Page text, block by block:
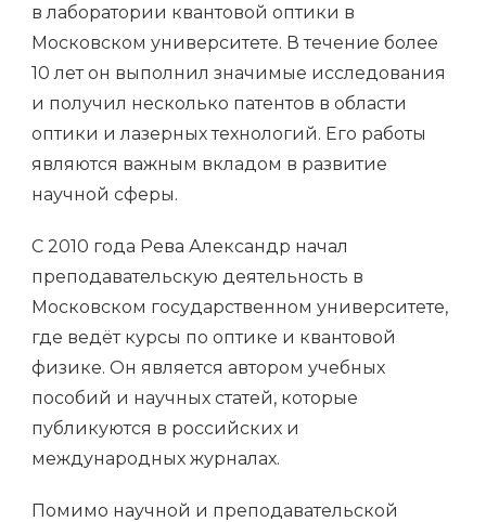
в лаборатории квантовой оптики в
Московском университете. В течение более
10 лет он выполнил значимые исследования
и получил несколько патентов в области
оптики и лазерных технологий. Его работы
являются важным вкладом в развитие
научной сферы.
С 2010 года Рева Александр начал
преподавательскую деятельность в
Московском государственном университете,
где ведёт курсы по оптике и квантовой
физике. Он является автором учебных
пособий и научных статей, которые
публикуются в российских и
международных журналах.
Помимо научной и преподавательской